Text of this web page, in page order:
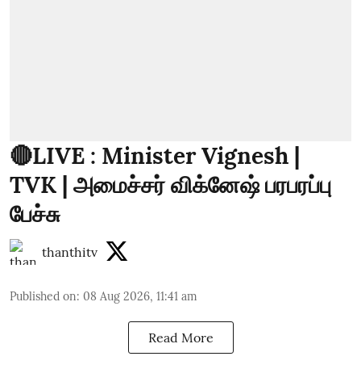
🔴LIVE : Minister Vignesh |
TVK | அமைச்சர் விக்னேஷ் பரபரப்பு
பேச்சு
thanthitv
Published on: 08 Aug 2026, 11:41 am
Read More